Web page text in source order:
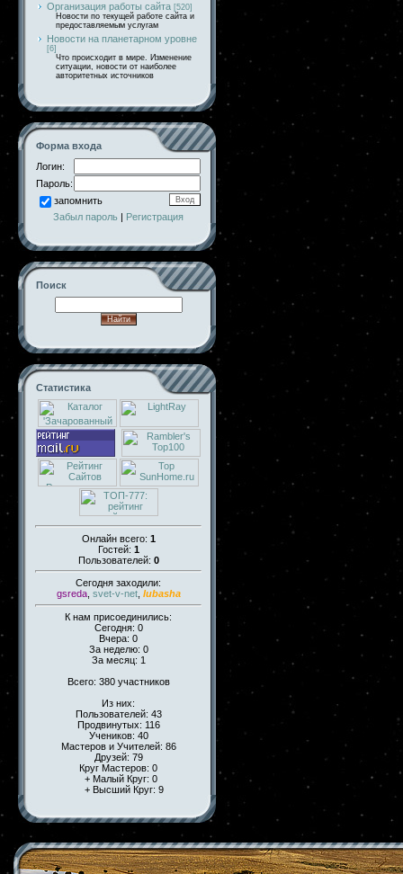
Организация работы сайта [520]
Новости по текущей работе сайта и
предоставляемым услугам
Новости на планетарном уровне
[6]
Что происходит в мире. Изменение
ситуации, новости от наиболее
авторитетных источников
Форма входа
Логин:
Пароль:
запомнить
Забыл пароль | Регистрация
Поиск
Статистика
Онлайн всего: 1
Гостей: 1
Пользователей: 0
Сегодня заходили:
gsreda, svet-v-net, lubasha
К нам присоединились:
Сегодня: 0
Вчера: 0
За неделю: 0
За месяц: 1
Всего: 380 участников
Из них:
Пользователей: 43
Продвинутых: 116
Учеников: 40
Мастеров и Учителей: 86
Друзей: 79
Круг Мастеров: 0
+ Малый Круг: 0
+ Высший Круг: 9